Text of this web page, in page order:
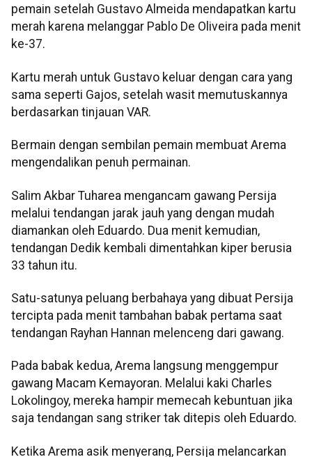
pemain setelah Gustavo Almeida mendapatkan kartu
merah karena melanggar Pablo De Oliveira pada menit
ke-37.
Kartu merah untuk Gustavo keluar dengan cara yang
sama seperti Gajos, setelah wasit memutuskannya
berdasarkan tinjauan VAR.
Bermain dengan sembilan pemain membuat Arema
mengendalikan penuh permainan.
Salim Akbar Tuharea mengancam gawang Persija
melalui tendangan jarak jauh yang dengan mudah
diamankan oleh Eduardo. Dua menit kemudian,
tendangan Dedik kembali dimentahkan kiper berusia
33 tahun itu.
Satu-satunya peluang berbahaya yang dibuat Persija
tercipta pada menit tambahan babak pertama saat
tendangan Rayhan Hannan melenceng dari gawang.
Pada babak kedua, Arema langsung menggempur
gawang Macam Kemayoran. Melalui kaki Charles
Lokolingoy, mereka hampir memecah kebuntuan jika
saja tendangan sang striker tak ditepis oleh Eduardo.
Ketika Arema asik menyerang, Persija melancarkan